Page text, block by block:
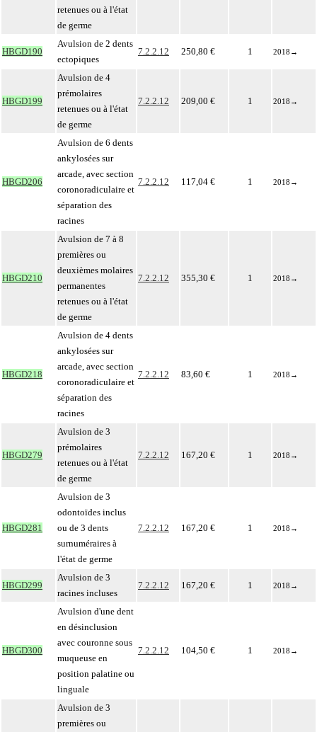
retenues ou à l'état
de germe
HBGD190
Avulsion de 2 dents
ectopiques
7.2.2.12 250,80 € 1 2018 →
HBGD199
Avulsion de 4
prémolaires
retenues ou à l'état
de germe
7.2.2.12 209,00 € 1 2018 →
HBGD206
Avulsion de 6 dents
ankylosées sur
arcade, avec section
coronoradiculaire et
séparation des
racines
7.2.2.12 117,04 € 1 2018 →
HBGD210
Avulsion de 7 à 8
premières ou
deuxièmes molaires
permanentes
retenues ou à l'état
de germe
7.2.2.12 355,30 € 1 2018 →
HBGD218
Avulsion de 4 dents
ankylosées sur
arcade, avec section
coronoradiculaire et
séparation des
racines
7.2.2.12 83,60 € 1 2018 →
HBGD279
Avulsion de 3
prémolaires
retenues ou à l'état
de germe
7.2.2.12 167,20 € 1 2018 →
HBGD281
Avulsion de 3
odontoïdes inclus
ou de 3 dents
surnuméraires à
l'état de germe
7.2.2.12 167,20 € 1 2018 →
HBGD299
Avulsion de 3
racines incluses
7.2.2.12 167,20 € 1 2018 →
HBGD300
Avulsion d'une dent
en désinclusion
avec couronne sous
muqueuse en
position palatine ou
linguale
7.2.2.12 104,50 € 1 2018 →
Avulsion de 3
premières ou